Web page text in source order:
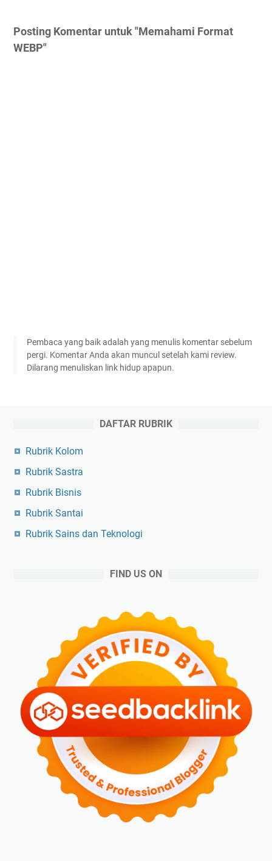
Posting Komentar untuk "Memahami Format
WEBP"
Pembaca yang baik adalah yang menulis komentar sebelum
pergi. Komentar Anda akan muncul setelah kami review.
Dilarang menuliskan link hidup apapun.
DAFTAR RUBRIK
Rubrik Kolom
Rubrik Sastra
Rubrik Bisnis
Rubrik Santai
Rubrik Sains dan Teknologi
FIND US ON